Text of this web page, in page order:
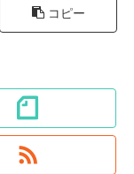
コピー